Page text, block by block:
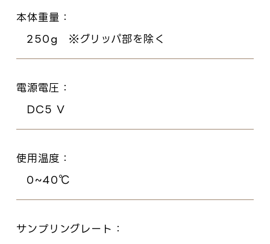
本体重量
250g ※グリッパ部を除く
電源電圧
DC5 V
使用温度
0~40℃
サンプリングレート